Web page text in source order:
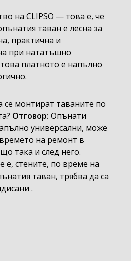
на CLIPSO — това е, че
таван е лесна за
практична и
при нататъшно
платното е напълно
се монтират таваните по
Отговор: Опънати
универсални, може
на ремонт в
така и след него.
е, стените, по време на
таван, трябва да са
.